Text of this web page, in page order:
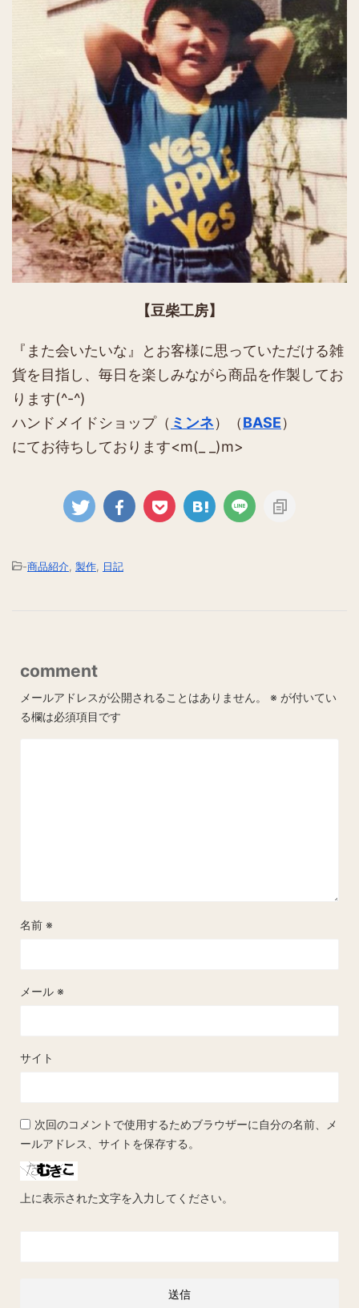
【豆柴工房】
『また会いたいな』とお客様に思っていただける雑
貨を目指し、毎日を楽しみながら商品を作製してお
ります(^-^)
ハンドメイドショップ（ ミンネ）（BASE）
にてお待ちしております<m(_ _)m>
-商品紹介 製作 日記
comment
メールアドレスが公開されることはありません。 ※ が付いてい
る欄は必須項目です
名前 ※
メール ※
サイト
次回のコメントで使用するためブラウザーに自分の名前、メ
ールアドレス、サイトを保存する。
上に表示された文字を入力してください。